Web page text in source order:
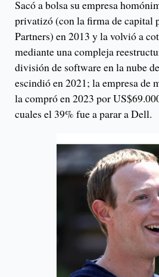
Sacó a bolsa su empresa
privatizó (con la firma de capital
Partners) en 2013 y la volvió a
mediante una compleja
división de software en la nube
escindió en 2021; la empresa de
la compró en 2023 por
cuales el 39% fue a parar a Dell.